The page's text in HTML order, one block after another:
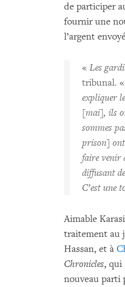
de participer
fournir une
l’argent
« Les
tribunal.
expliquer
[mai], ils
sommes
prison] ont
faire venir
diffusant
C’est une
Aimable
traitement au
Hassan, et à
Chronicles, qui
nouveau parti